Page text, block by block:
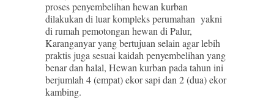
proses penyembelihan hewan kurban
dilakukan di luar kompleks perumahan yakni
di rumah pemotongan hewan di Palur,
Karanganyar yang bertujuan selain agar lebih
praktis juga sesuai kaidah penyembelihan yang
benar dan halal, Hewan kurban pada tahun ini
berjumlah 4 (empat) ekor sapi dan 2 (dua) ekor
kambing.